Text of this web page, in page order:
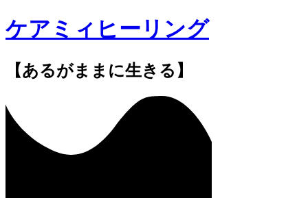
ケアミィヒーリング
【あるがままに生きる】